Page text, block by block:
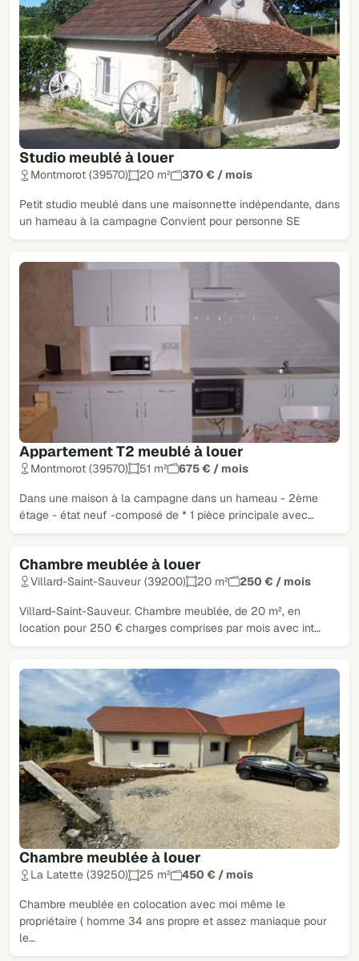
Studio meublé à louer
Montmorot (39570) 20 m² 370 € / mois
Petit studio meublé dans une maisonnette indépendante, dans
un hameau à la campagne Convient pour personne SE
Appartement T2 meublé à louer
Montmorot (39570) 51 m² 675 € / mois
Dans une maison à la campagne dans un hameau - 2ème
étage - état neuf -composé de * 1 pièce principale avec…
Chambre meublée à louer
Villard-Saint-Sauveur (39200) 20 m² 250 € / mois
Villard-Saint-Sauveur. Chambre meublée, de 20 m², en
location pour 250 € charges comprises par mois avec int…
Chambre meublée à louer
La Latette (39250) 25 m² 450 € / mois
Chambre meublée en colocation avec moi même le
propriétaire ( homme 34 ans propre et assez maniaque pour
le…